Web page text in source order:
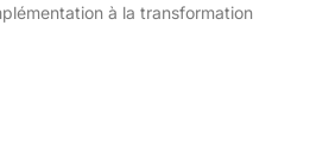
à la transformation